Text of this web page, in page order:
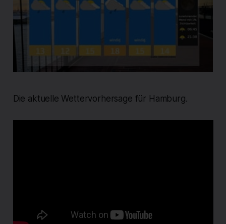
Die aktuelle Wettervorhersage für Hamburg.